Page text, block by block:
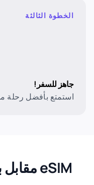
الخطوة الثالثة
جاهز للسفر!
استمتع بأفضل رحلة